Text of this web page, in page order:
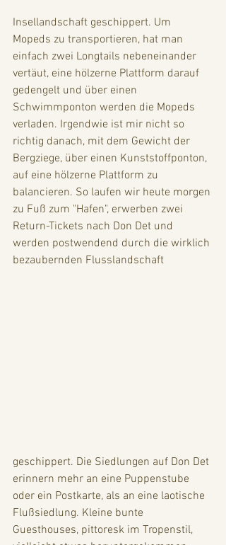
Insellandschaft geschippert. Um
Mopeds zu transportieren, hat man
einfach zwei Longtails nebeneinander
vertäut, eine hölzerne Plattform darauf
gedengelt und über einen
Schwimmponton werden die Mopeds
verladen. Irgendwie ist mir nicht so
richtig danach, mit dem Gewicht der
Bergziege, über einen Kunststoffponton,
auf eine hölzerne Plattform zu
balancieren. So laufen wir heute morgen
zu Fuß zum "Hafen", erwerben zwei
Return-Tickets nach Don Det und
werden postwendend durch die wirklich
bezaubernden Flusslandschaft
geschippert. Die Siedlungen auf Don Det
erinnern mehr an eine Puppenstube
oder ein Postkarte, als an eine laotische
Flußsiedlung. Kleine bunte
Guesthouses, pittoresk im Tropenstil,